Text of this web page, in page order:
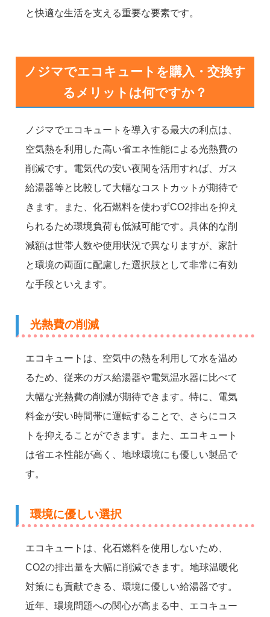
と快適な生活を支える重要な要素です。
ノジマでエコキュートを購入・交換す
るメリットは何ですか？
ノジマでエコキュートを導入する最大の利点は、
空気熱を利用した高い省エネ性能による光熱費の
削減です。電気代の安い夜間を活用すれば、ガス
給湯器等と比較して大幅なコストカットが期待で
きます。また、化石燃料を使わずCO2排出を抑え
られるため環境負荷も低減可能です。具体的な削
減額は世帯人数や使用状況で異なりますが、家計
と環境の両面に配慮した選択肢として非常に有効
な手段といえます。
光熱費の削減
エコキュートは、空気中の熱を利用して水を温め
るため、従来のガス給湯器や電気温水器に比べて
大幅な光熱費の削減が期待できます。特に、電気
料金が安い時間帯に運転することで、さらにコス
トを抑えることができます。また、エコキュート
は省エネ性能が高く、地球環境にも優しい製品で
す。
環境に優しい選択
エコキュートは、化石燃料を使用しないため、
CO2の排出量を大幅に削減できます。地球温暖化
対策にも貢献できる、環境に優しい給湯器です。
近年、環境問題への関心が高まる中、エコキュー